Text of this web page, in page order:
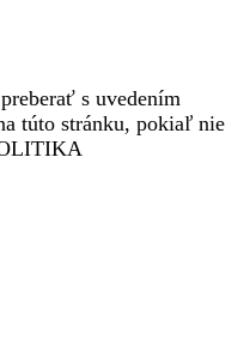
s uvedením
túto stránku, pokiaľ nie